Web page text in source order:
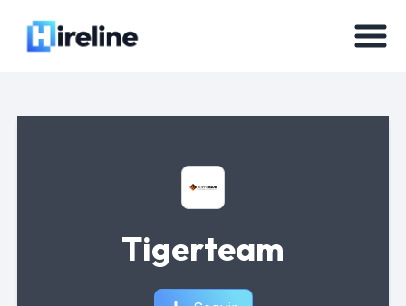
Tigerteam